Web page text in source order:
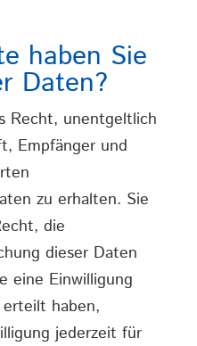
haben Sie
Daten?
Recht, unentgeltlich
Empfänger und
zu erhalten. Sie
die
dieser Daten
eine Einwilligung
haben,
jederzeit für